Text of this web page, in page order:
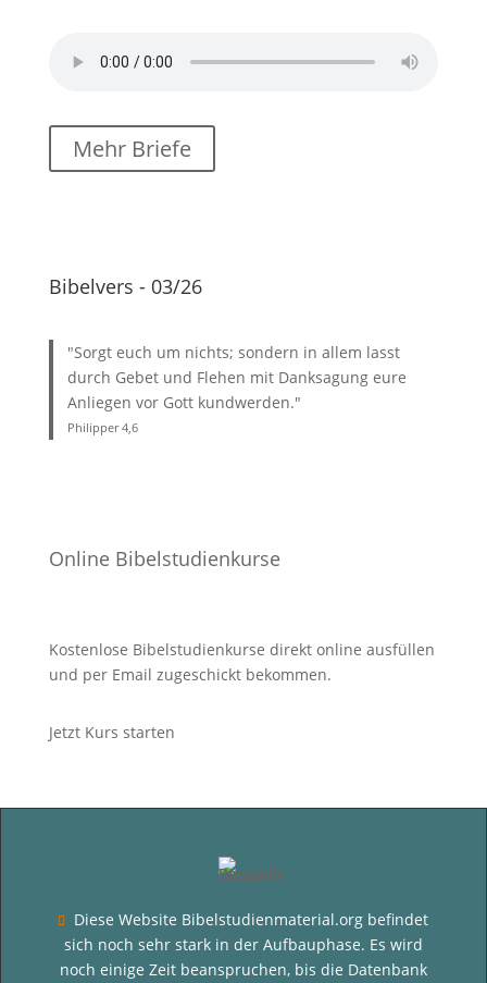
Mehr Briefe
Bibelvers - 03/26
"Sorgt euch um nichts; sondern in allem lasst
durch Gebet und Flehen mit Danksagung eure
Anliegen vor Gott kundwerden."
Philipper 4,6
Online Bibelstudienkurse
Kostenlose Bibelstudienkurse direkt online ausfüllen
und per Email zugeschickt bekommen.
Jetzt Kurs starten

Diese Website Bibelstudienmaterial.org befindet
sich noch sehr stark in der Aufbauphase. Es wird
noch einige Zeit beanspruchen, bis die Datenbank